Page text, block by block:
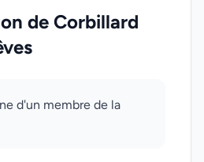
de Corbillard
d'un membre de la